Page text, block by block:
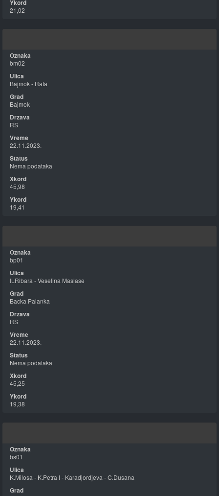
21,02
bm02
Bajmok - Rata
Bajmok
RS
22.11.2023.
Nema podataka
45,98
19,41
bp01
ILRibara - Veselina Maslase
Backa Palanka
RS
22.11.2023.
Nema podataka
45,25
19,38
bs01
K.Milosa - K.Petra I - Karadjordjeva - C.Dusana